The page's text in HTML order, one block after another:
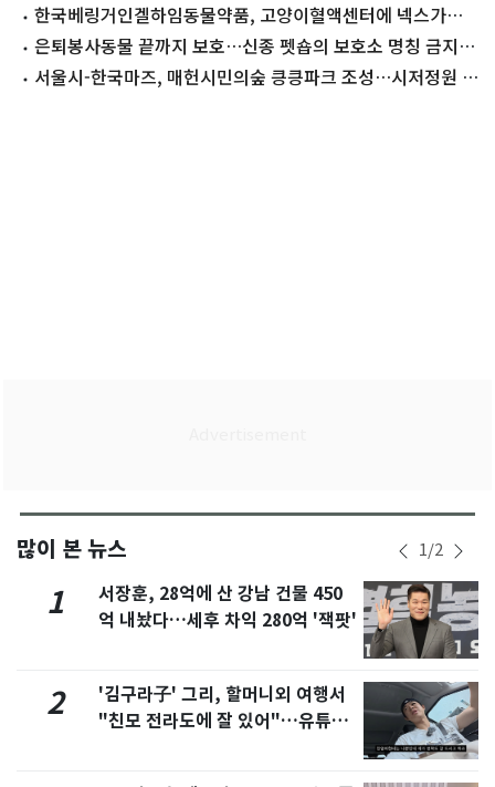
살펴야"
한국베링거인겔하임동물약품, 고양이혈액센터에 넥스가드
후원은퇴봉사동물 끝까지 보호…신종 펫숍의 보호소 명칭 금지법
발의서울시-한국마즈, 매헌시민의숲 킁킁파크 조성…시저정원 생
많이 본 뉴스 1/2
1
서장훈, 28억에 산 강남 건물 450
억 내놨다…세후 차익 280억 '잭팟'
2
'김구라子' 그리, 할머니외 여행서
"친모 전라도에 잘 있어"…유튜브